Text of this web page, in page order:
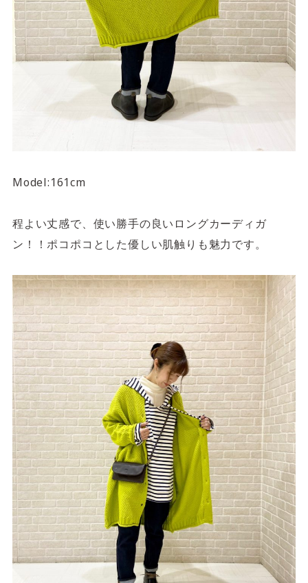
Model:161cm
程よい丈感で、使い勝手の良いロングカーディガ
ン！！ポコポコとした優しい肌触りも魅力です。